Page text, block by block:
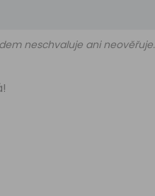
neschvaluje ani neověřuje.